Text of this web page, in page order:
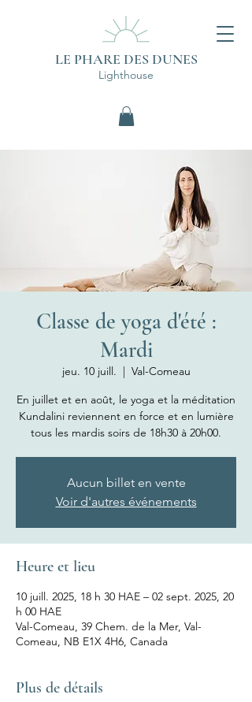
LE PHARE DES DUNES
Lighthouse
Classe de yoga d'été :
Mardi
jeu. 10 juill.
  |
Val-Comeau
En juillet et en août, le yoga et la méditation
Kundalini reviennent en force et en lumière
tous les mardis soirs de 18h30 à 20h00.
Aucun billet en vente
Voir d'autres événements
Heure et lieu
10 juill. 2025, 18 h 30 HAE – 02 sept. 2025, 20
h 00 HAE
Val-Comeau, 39 Chem. de la Mer, Val-
Comeau, NB E1X 4H6, Canada
Plus de détails